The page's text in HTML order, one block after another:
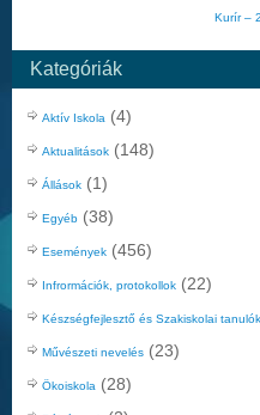
Kurír –
Kategóriák
Aktív Iskola (4)
Aktualitások (148)
Állások (1)
Egyéb (38)
Események (456)
Infrormációk, protokollok (22)
Készségfejlesztő és Szakiskolai
Művészeti nevelés (23)
Ökoiskola (28)